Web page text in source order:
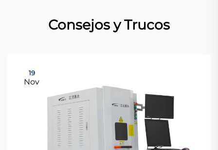
Consejos y Trucos
19
Nov